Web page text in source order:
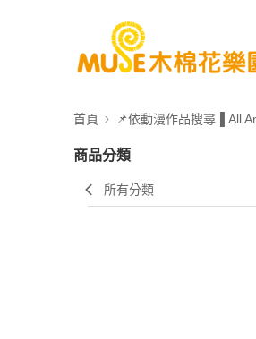
首頁 📌依動漫作品搜尋▐ All
商品分類
所有分類